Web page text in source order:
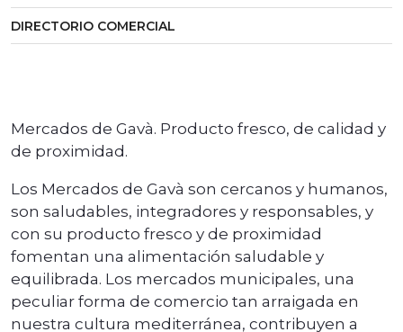
DIRECTORIO COMERCIAL
Mercados de Gavà. Producto fresco, de calidad y
de proximidad.
Los Mercados de Gavà son cercanos y humanos,
son saludables, integradores y responsables, y
con su producto fresco y de proximidad
fomentan una alimentación saludable y
equilibrada. Los mercados municipales, una
peculiar forma de comercio tan arraigada en
nuestra cultura mediterránea, contribuyen a